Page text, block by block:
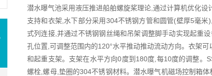
潜水曝气池采用液压推进船舶螺旋桨理论,通过计算机优化
支持和衣架,水下部分采用304不锈钢方管和圆管(壁厚5毫
式列连接,并通过不锈钢钢丝绳和吊架调整脚手动实现起重
孔位置,可调整范围内的120°水平推动推动流动方向。衣架
和起重支架。支架在水平方向0度到180度,每10度的调整。
螺栓,螺母,垫圈的304不锈钢材料。潜水曝气机磁场控制箱